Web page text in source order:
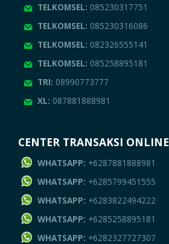
TELKOMSEL: 085230317751
TELKOMSEL: 085230316086
TELKOMSEL: 082326555141
TELKOMSEL: 085258895181
TRI: 08990773777
XL: 087881888981
CENTER TRANSAKSI ONLINE
WHATSAPP: +6287881888981
WHATSAPP: +6285799451555
WHATSAPP: +6283822494222
WHATSAPP: +6285258895181
WHATSAPP: +6282327727307